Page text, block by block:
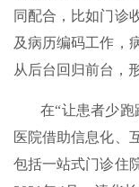
同配合，比如门诊
及病历编码工作，
从后台回归前台，
在“让患者少
医院借助信息化、
包括一站式门诊住